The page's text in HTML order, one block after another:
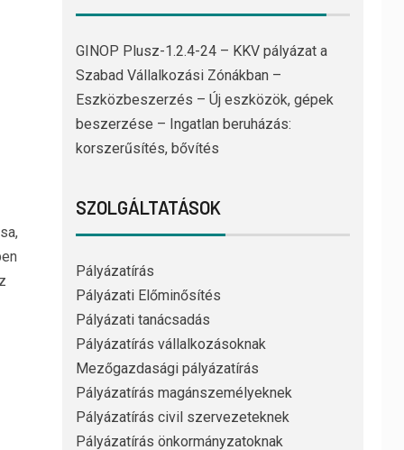
GINOP Plusz-1.2.4-24 – KKV pályázat a
Szabad Vállalkozási Zónákban –
Eszközbeszerzés – Új eszközök, gépek
beszerzése – Ingatlan beruházás:
korszerűsítés, bővítés
SZOLGÁLTATÁSOK
Pályázatírás
Pályázati Előminősítés
Pályázati tanácsadás
Pályázatírás vállalkozásoknak
Mezőgazdasági pályázatírás
Pályázatírás magánszemélyeknek
Pályázatírás civil szervezeteknek
Pályázatírás önkormányzatoknak